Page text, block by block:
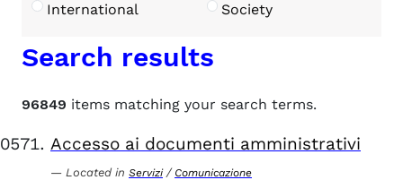
International
Society
Search results
96849 items matching your search terms.
Accesso ai documenti amministrativi
Located in Servizi / Comunicazione